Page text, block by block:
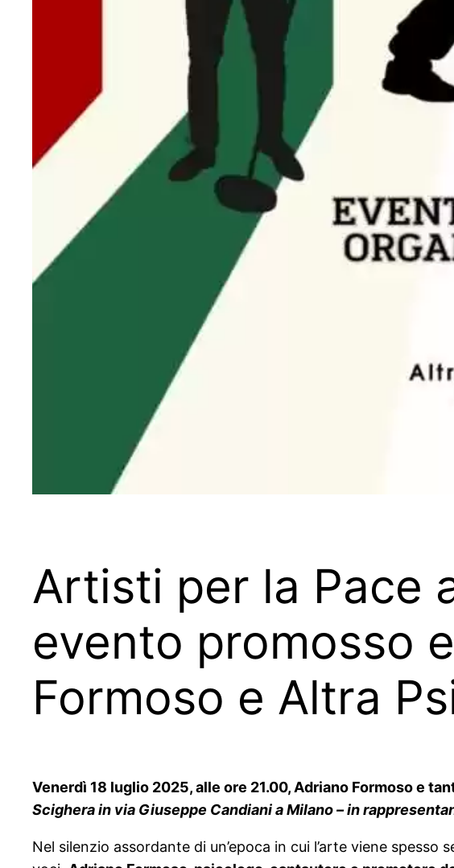
Artisti per la Pace
evento promosso
Formoso e Altra
Venerdì 18 luglio 2025, alle ore 21.00, Adriano Formosoe
Scighera in via Giuseppe Candiani a Milano – in
Nel silenzio assordante di un’epoca in cui l’arte viene